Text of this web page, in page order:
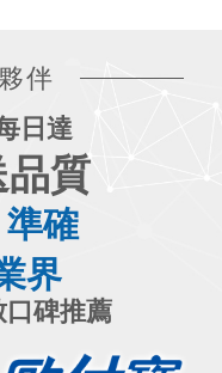
伴
日達
質
準確
界
碑推薦